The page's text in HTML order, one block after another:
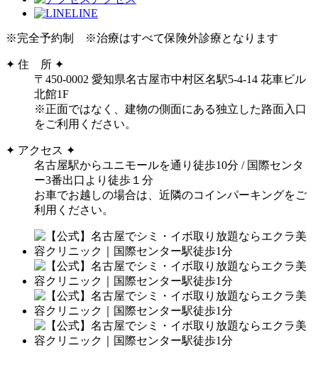
LINE
※完全予約制 ※治療はすべて保険外診療となります
✦ 住 所 ✦
〒450-0002 愛知県名古屋市中村区名駅5-4-14 花車ビル
北館1F
※正面ではなく、建物の側面にある独立した路面入口
をご利用ください。
✦ アクセス ✦
名古屋駅からユニモールを通り徒歩10分 / 国際センタ
ー3番出口より徒歩１分
お車でお越しの場合は、近隣のコインパーキングをご
利用ください。